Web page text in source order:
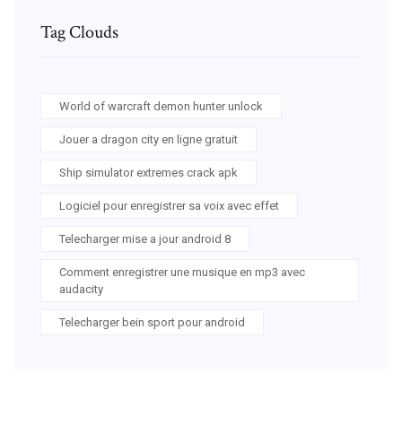
Tag Clouds
World of warcraft demon hunter unlock
Jouer a dragon city en ligne gratuit
Ship simulator extremes crack apk
Logiciel pour enregistrer sa voix avec effet
Telecharger mise a jour android 8
Comment enregistrer une musique en mp3 avec
audacity
Telecharger bein sport pour android